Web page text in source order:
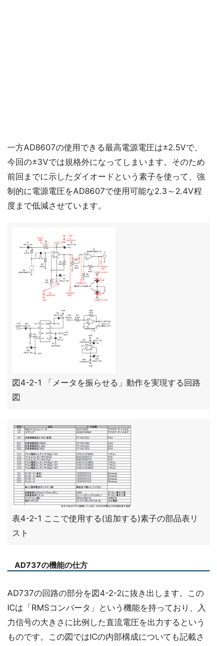
一方AD8607の使用できる最高電源電圧は±2.5Vで、
今回の±3Vでは規格外になってしまいます。そのため
前回までに示したダイオードという素子を使って、強
制的に電源電圧をAD8607で使用可能な2.3～2.4V程
度まで低減させています。
図4-2-1 「メータを振らせる」動作を実現する回路
図
表4-2-1 ここで使用する(追加する)素子の部品表リ
スト
AD737の機能の仕方
AD737の回路の部分を図4-2-2に抜き出します。この
ICは「RMSコンバータ」という機能を持っており、入
力信号の大きさに比例した直流電圧を出力するという
ものです。この図ではICの内部構成についても記載さ